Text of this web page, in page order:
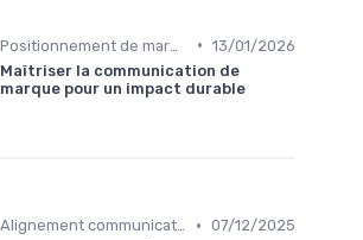
• 13/01/2026
Maîtriser la communication de
marque pour un impact durable
Alignement communication & stratégie business • 07/12/2025